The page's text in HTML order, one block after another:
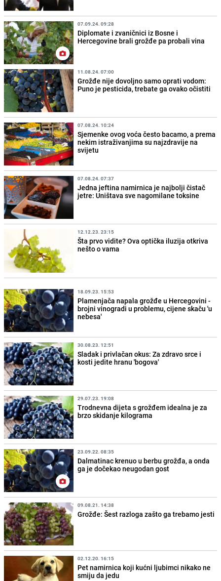
07.09.24. 09:28
Diplomate i zvaničnici iz Bosne i
Hercegovine brali grožđe pa probali vina
11.08.24. 07:00
Grožđe nije dovoljno samo oprati vodom:
Puno je pesticida, trebate ga ovako očistiti
07.08.24. 10:24
Sjemenke ovog voća često bacamo, a prema
nekim istraživanjima su najzdravije na
svijetu
07.08.24. 07:37
Jedna jeftina namirnica je najbolji čistač
jetre: Uništava sve nagomilane toksine
12.12.23. 23:15
Šta prvo vidite? Ova optička iluzija otkriva
nešto o vama
18.09.23. 15:53
Plamenjača napala grožđe u Hercegovini -
brojni vinogradi u problemu, cijene skaču 'u
nebesa'
30.08.23. 12:51
Sladak i privlačan okus: Za zdravo srce i
kosti jedite hranu 'bogova'
29.07.23. 19:08
Trodnevna dijeta s grožđem idealna je za
brzo skidanje kilograma
23.09.22. 08:35
Dalmatinac krenuo u berbu grožđa, a onda
ga je dočekao neugodan gost
09.08.21. 14:38
Grožđe: Šest razloga zašto ga trebamo jesti
02.12.20. 16:15
Pet namirnica koji kućni ljubimci nikako ne
smiju da jedu